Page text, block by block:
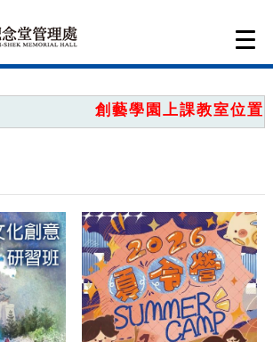
創藝學園上課教室位置圖